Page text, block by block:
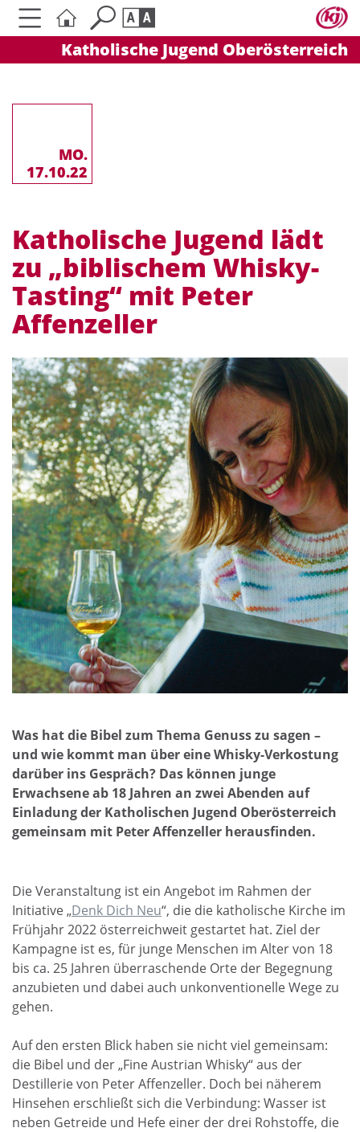
Katholische Jugend Oberösterreich
Schriftgröße
AA
A A A A A
MO.
17.10.22
Katholische Jugend lädt
zu „biblischem Whisky-
Tasting“ mit Peter
Affenzeller
Was hat die Bibel zum Thema Genuss zu sagen –
und wie kommt man über eine Whisky-Verkostung
darüber ins Gespräch? Das können junge
Erwachsene ab 18 Jahren an zwei Abenden auf
Einladung der Katholischen Jugend Oberösterreich
gemeinsam mit Peter Affenzeller herausfinden.
Die Veranstaltung ist ein Angebot im Rahmen der
Initiative „Denk Dich Neu“, die die katholische Kirche im
Frühjahr 2022 österreichweit gestartet hat. Ziel der
Kampagne ist es, für junge Menschen im Alter von 18
bis ca. 25 Jahren überraschende Orte der Begegnung
anzubieten und dabei auch unkonventionelle Wege zu
gehen.
Auf den ersten Blick haben sie nicht viel gemeinsam:
die Bibel und der „Fine Austrian Whisky“ aus der
Destillerie von Peter Affenzeller. Doch bei näherem
Hinsehen erschließt sich die Verbindung: Wasser ist
neben Getreide und Hefe einer der drei Rohstoffe, die